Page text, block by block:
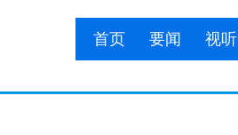
首页 要闻 视听